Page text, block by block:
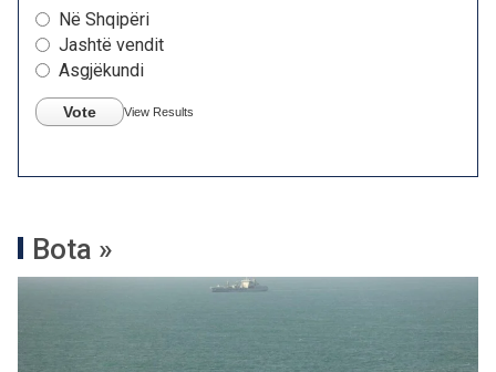
Në Shqipëri
Jashtë vendit
Asgjëkundi
Vote View Results
Bota »